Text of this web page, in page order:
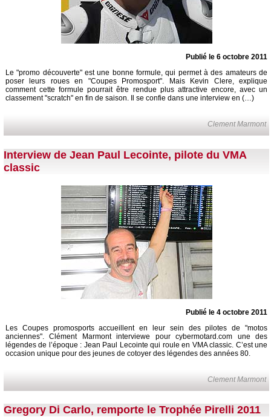
Publié le 6 octobre 2011
Le "promo découverte" est une bonne formule, qui permet à des amateurs de
poser leurs roues en "Coupes Promosport". Mais Kevin Clere, explique
comment cette formule pourrait être rendue plus attractive encore, avec un
classement "scratch" en fin de saison. Il se confie dans une interview en (…)
Clement Marmont
Interview de Jean Paul Lecointe, pilote du VMA
classic
Publié le 4 octobre 2011
Les Coupes promosports accueillent en leur sein des pilotes de "motos
anciennes". Clément Marmont interviewe pour cybermotard.com une des
légendes de l’époque : Jean Paul Lecointe qui roule en VMA classic. C’est une
occasion unique pour des jeunes de cotoyer des légendes des années 80.
Clement Marmont
Gregory Di Carlo, remporte le Trophée Pirelli 2011